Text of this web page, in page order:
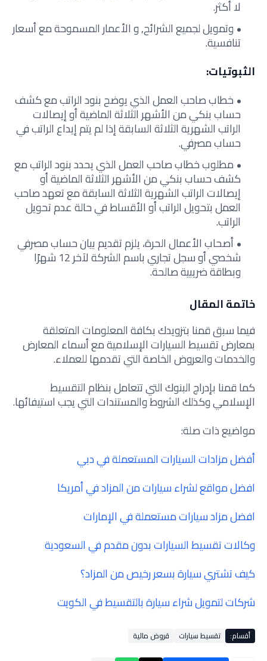
لا أكثر.
وتمويل لجميع الشرائح, و الأعمار المسموحة مع أسعار
تنافسية.
الثبوتيات:
خطاب صاحب العمل الذي يوضح بنود الراتب مع كشف
حساب بنكي من الأشهر الثلاثة الماضية أو إيصالات
الراتب الشهرية الثلاثة السابقة إذا لم يتم إيداع الراتب في
حساب مصرفي.
مطلوب خطاب صاحب العمل الذي يحدد بنود الراتب مع
كشف حساب بنكي من الأشهر الثلاثة الماضية أو
إيصالات الراتب الشهرية الثلاثة السابقة مع تعهد صاحب
العمل بتحويل الراتب أو الأقساط في حالة عدم تحويل
الراتب.
أصحاب الأعمال الحرة، يلزم تقديم بيان حساب مصرفي
شخصي أو سجل تجاري باسم الشركة لآخر 12 شهرًا
وبطاقة ضريبية صالحة.
خاتمة المقال
فيما سبق قمنا بتزويدك بكافة المعلومات المتعلقة
بمعارض تقسيط السيارات الإسلامية مع أسماء المعارض
والخدمات والعروض الخاصة التي تقدمها للعملاء.
كما قمنا بإدراج البنوك التي تتعامل بنظام التقسيط
الإسلامي وكذلك الشروط والمستندات التي يجب استيفائها.
مواضيع ذات صلة:
أفضل مزادات السيارات المستعملة في دبي
افضل مواقع لشراء سيارات من المزاد في أمريكا
افضل مزاد سيارات مستعملة في الإمارات
وكالات تقسيط السيارات بدون مقدم في السعودية
كيف تشتري سيارة بسعر رخيص من المزاد؟
شركات لتمويل شراء سيارة بالتقسيط في الكويت
أقسام: تقسيط سيارات قروض مالية